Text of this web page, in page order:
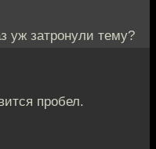
уж затронули тему?
пробел.